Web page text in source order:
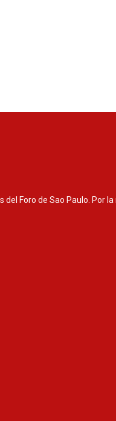
Foro de Sao Paulo. Por